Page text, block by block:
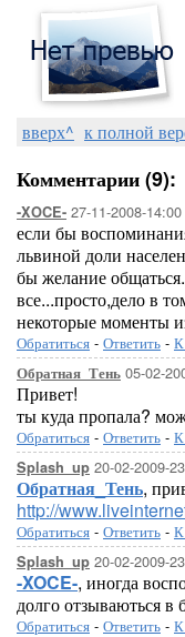
вверх^ к полной
Комментарии (9):
-XOCE- 27-11-2008-14:00
если бы
львиной доли
бы желание
все...просто,дело в
некоторые моменты
Обратиться - Ответить - К
Обратная_Тень 05-02-
Привет!
ты куда пропала?
Обратиться - Ответить - К
Splash_up 20-02-2009-
Обратная_Тень,
http://
Обратиться - Ответить - К
Splash_up 20-02-2009-
-XOCE-, иногда
долго отзываються
Обратиться - Ответить - К